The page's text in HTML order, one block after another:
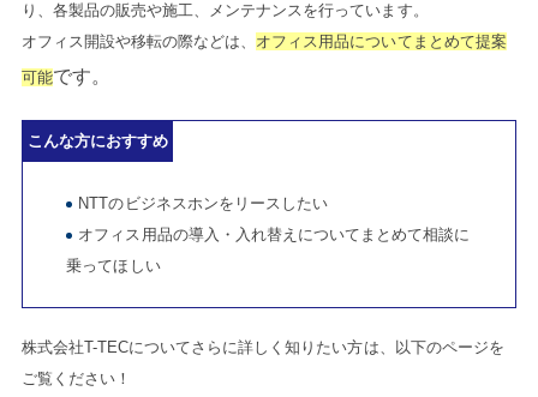
り、各製品の販売や施工、メンテナンスを行っています。
オフィス開設や移転の際などは、 オフィス用品についてまとめて提案
可能です。
こんな方におすすめ
NTTのビジネスホンをリースしたい
オフィス用品の導入・入れ替えについてまとめて相談に
乗ってほしい
株式会社T-TECについてさらに詳しく知りたい方は、以下のページを
ご覧ください！